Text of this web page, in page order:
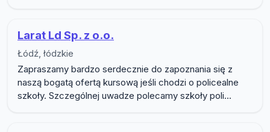
Larat Ld Sp. z o.o.
Łódź, łódzkie
Zapraszamy bardzo serdecznie do zapoznania się z
naszą bogatą ofertą kursową jeśli chodzi o policealne
szkoły. Szczególnej uwadze polecamy szkoły poli...